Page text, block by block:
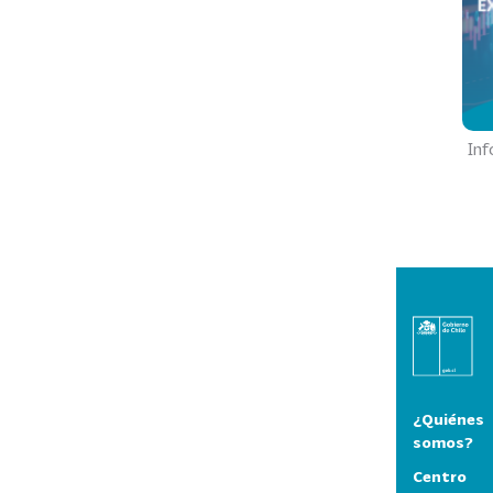
¿Quiénes
somos?
Centro